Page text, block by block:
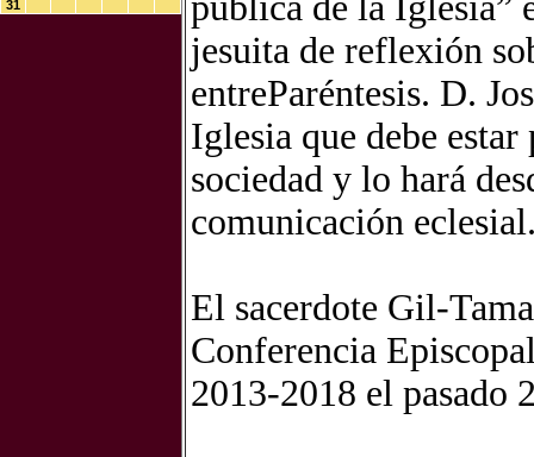
31
jesuita de reflexión
entreParéntesis. D.
Iglesia que debe
sociedad y lo hará
comunicación
El sacerdote Gil-
Conferencia
2013-2018 el pasado